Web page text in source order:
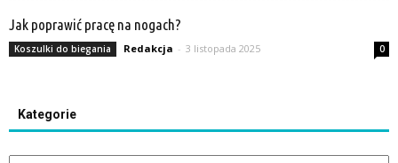
Jak poprawić pracę na nogach?
Koszulki do biegania Redakcja - 3 listopada 2025 0
Kategorie
Kategorie